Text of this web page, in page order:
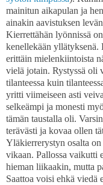
mainitun aikapulan ja
ainakin aavistuksen
Kierrettähän lyönnissä
kenellekään
erittäin mielenkiintoista
vielä jotain. Rystyssä oli
tilanteessa kuin
yritti viimeiseen asti
selkeämpi ja monesti
tämän taustalla oli.
terävästi ja kovaa ollen
Yläkierrerystyn osalta
vikaan. Pallossa vaikutti
hieman liikaakin, mutta
Saattoa voisi ehkä viedä